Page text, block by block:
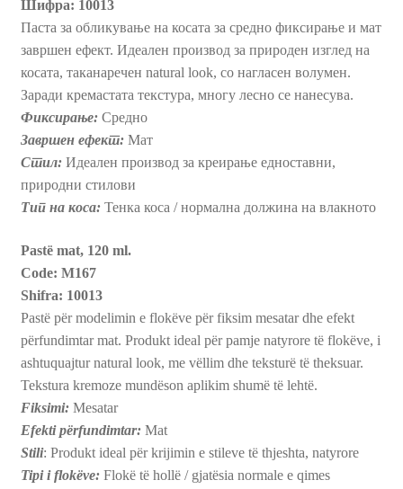
Пријава и Наплата
Продавница
Шифра: 10013
Паста за обликување на косата за средно фиксирање и мат
завршен ефект. Идеален производ за природен изглед на
косата, таканаречен natural look, со нагласен волумен.
Заради кремастата текстура, многу лесно се нанесува.
Фиксирање:Средно
Завршен ефект:Мат
Стил: Идеален производ за креирање едноставни,
природни стилови
Тип на коса:Тенка коса / нормална должина на влакното
Pastë mat, 120 ml.
Code: M167
Shifra: 10013
Pastë për modelimin e flokëve për fiksim mesatar dhe efekt
përfundimtar mat. Produkt ideal për pamje natyrore të flokëve, i
ashtuquajtur natural look, me vëllim dhe teksturë të theksuar.
Tekstura kremoze mundëson aplikim shumë të lehtë.
Fiksimi:Mesatar
Efekti përfundimtar:Mat
Stili: Produkt ideal për krijimin e stileve të thjeshta, natyrore
Tipi i flokëve:Flokë të hollë / gjatësia normale e qimes